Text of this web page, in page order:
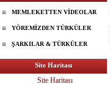
MEMLEKETTEN VİDEOLAR
YÖREMİZDEN TÜRKÜLER
ŞARKILAR & TÜRKÜLER
Site Haritası
Site Haritası